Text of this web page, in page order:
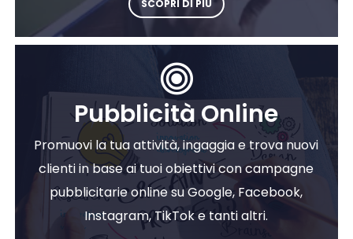
SCOPRI DI PIÙ
Pubblicità Online
Promuovi la tua attività, ingaggia e trova nuovi
clienti in base ai tuoi obiettivi con campagne
pubblicitarie online su Google, Facebook,
Instagram, TikTok e tanti altri.